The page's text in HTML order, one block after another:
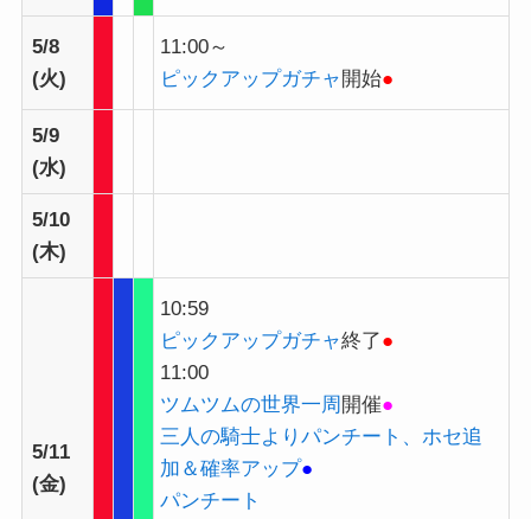
5/8
(火)
11:00～
ピックアップガチャ 開始●
5/9
(水)
5/10
(木)
5/11
(金)
10:59
ピックアップガチャ終了●
11:00
ツムツムの世界一周 開催●
三人の騎士よりパンチート、ホセ追
加＆確率アップ●
パンチート